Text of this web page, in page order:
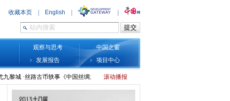
观察与思考
中国之窗
发展报告 项目中心